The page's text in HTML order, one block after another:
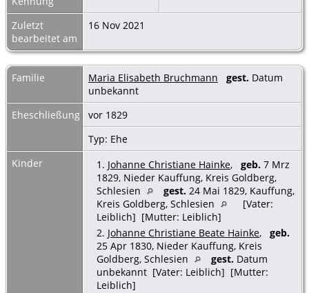
Zuletzt
bearbeitet am
16 Nov 2021
Familie Maria Elisabeth Bruchmann gest. Datum
unbekannt
Eheschließung
vor 1829
Typ: Ehe
Kinder
1. Johanne Christiane Hainke, geb. 7 Mrz
1829, Nieder Kauffung, Kreis Goldberg,
Schlesien
gest. 24 Mai 1829, Kauffung,
Kreis Goldberg, Schlesien
[Vater:
Leiblich] [Mutter: Leiblich]
2. Johanne Christiane Beate Hainke, geb.
25 Apr 1830, Nieder Kauffung, Kreis
Goldberg, Schlesien
gest. Datum
unbekannt [Vater: Leiblich] [Mutter:
Leiblich]